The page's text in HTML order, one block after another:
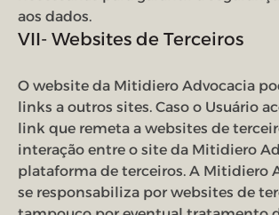
aos dados.
VII- Websites de Terceiros
O website da Mitidiero Advocacia
links a outros sites. Caso o Usuário
link que remeta a websites de
interação entre o site da Mitidiero
plataforma de terceiros. A Mitidiero
se responsabiliza por websites de